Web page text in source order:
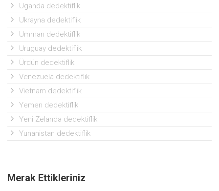
Uganda dedektiflik
Ukrayna dedektiflik
Umman dedektiflik
Uruguay dedektiflik
Ürdün dedektiflik
Venezuela dedektiflik
Vietnam dedektiflik
Yemen dedektiflik
Yeni Zelanda dedektiflik
Yunanistan dedektiflik
Merak Ettikleriniz